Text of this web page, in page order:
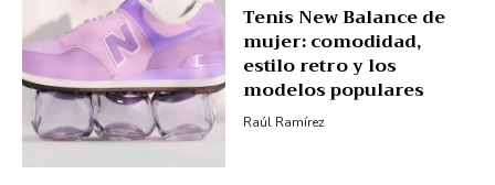
Tenis New Balance de
mujer: comodidad,
estilo retro y los
modelos populares
Raúl Ramírez